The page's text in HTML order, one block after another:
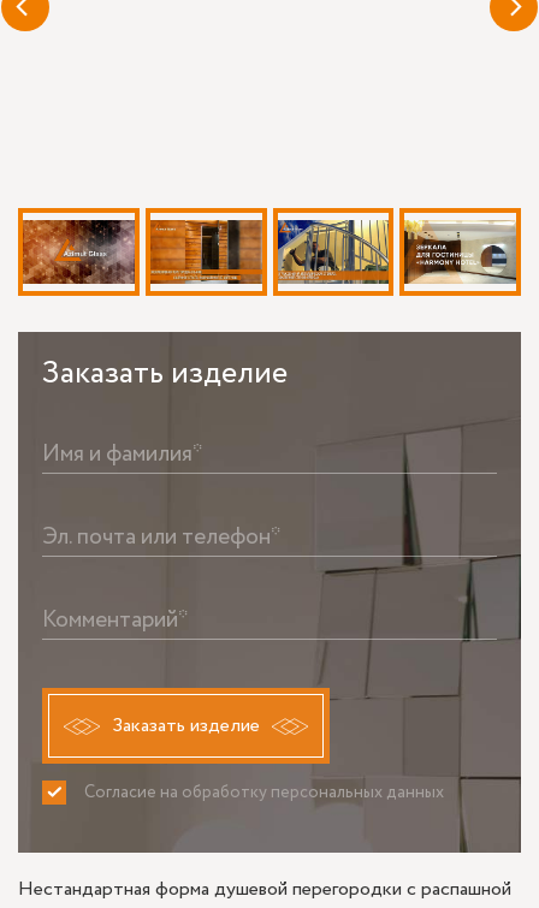
Заказать изделие
Имя и фамилия*
Эл. почта или телефон*
Комментарий*
Заказать изделие
Согласие на обработку персональных данных
ПРИНИМАЮ НЕ ПРИНИМАЮ
Нестандартная форма душевой перегородки с распашной